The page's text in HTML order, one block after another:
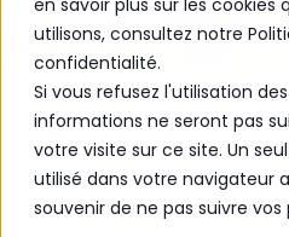
en savoir plus sur les cookies
utilisons, consultez notre
confidentialité.
Si vous refusez l'utilisation
informations ne seront pas
votre visite sur ce site. Un
utilisé dans votre navigateur
souvenir de ne pas suivre
SERVICE CLIENT
Si vous avez des questions,
e-mail. Si vous êtes un client